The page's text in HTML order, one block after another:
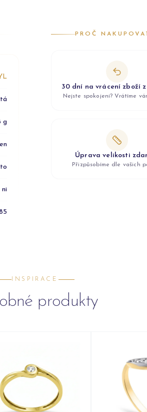
g
ni
PROČ
30 dní na vrácení zboží z
Nejste spokojeni? Vrátíme
Úprava velikosti
Přizpůsobíme dle vašich
INSPIRACE
produkty